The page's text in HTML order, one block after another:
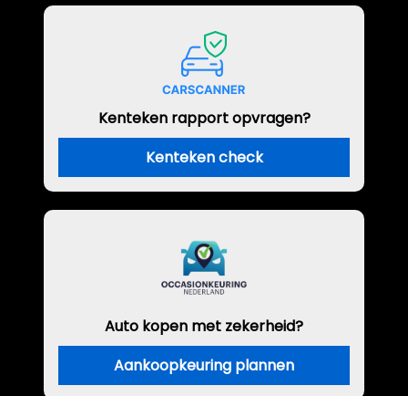
Kenteken rapport opvragen?
Kenteken check
Auto kopen met zekerheid?
Aankoopkeuring plannen